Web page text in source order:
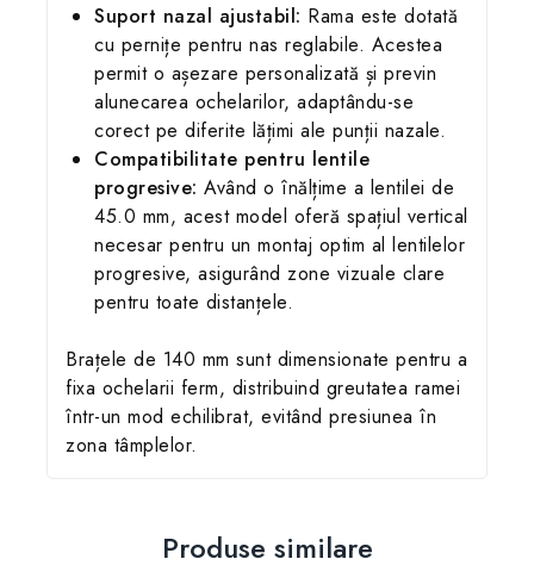
Suport nazal ajustabil: Rama este dotată
cu pernițe pentru nas reglabile. Acestea
permit o așezare personalizată și previn
alunecarea ochelarilor, adaptându-se
corect pe diferite lățimi ale punții nazale.
Compatibilitate pentru lentile
progresive: Având o înălțime a lentilei de
45.0 mm, acest model oferă spațiul vertical
necesar pentru un montaj optim al lentilelor
progresive, asigurând zone vizuale clare
pentru toate distanțele.
Brațele de 140 mm sunt dimensionate pentru a
fixa ochelarii ferm, distribuind greutatea ramei
într-un mod echilibrat, evitând presiunea în
zona tâmplelor.
Produse similare